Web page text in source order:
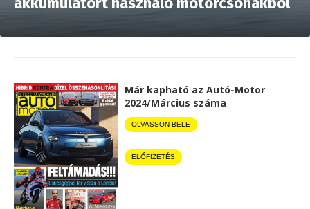
Már kapható az Autó-Motor
2024/Március száma
OLVASSON BELE
ELŐFIZETÉS